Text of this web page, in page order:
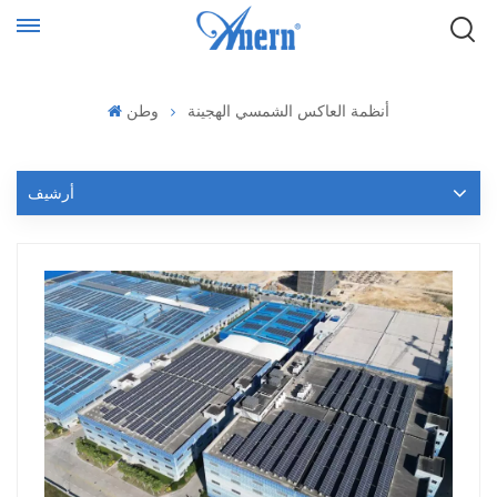
وطن أنظمة العاكس الشمسي الهجينة
أرشيف